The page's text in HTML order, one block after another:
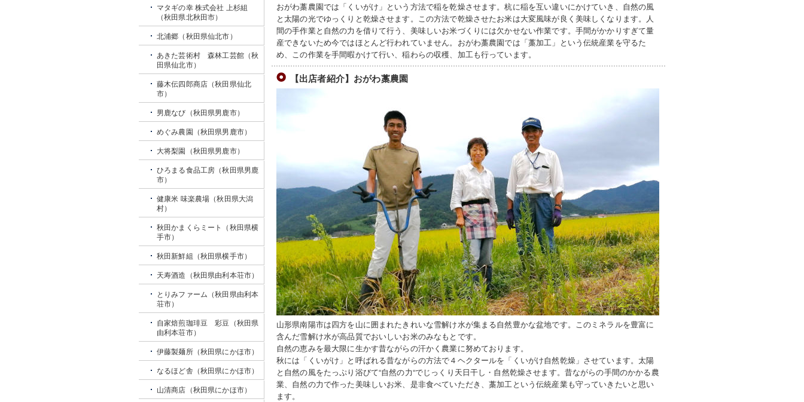
おがわ藁農園では「くいがけ」という方法で稲を乾燥させます。杭に稲を互い違いにかけていき、自然の風
と太陽の光でゆっくりと乾燥させます。この方法で乾燥させたお米は大変風味が良く美味しくなります。人
間の手作業と自然の力を借りて行う、美味しいお米づくりには欠かせない作業です。手間がかかりすぎて量
産できないため今ではほとんど行われていません。おがわ藁農園では「藁加工」という伝統産業を守るた
め、この作業を手間暇かけて行い、稲わらの収穫、加工も行っています。
【出店者紹介】おがわ藁農園
山形県南陽市は四方を山に囲まれたきれいな雪解け水が集まる自然豊かな盆地です。このミネラルを豊富に
含んだ雪解け水が高品質でおいしいお米のみなもとです。
自然の恵みを最大限に生かす昔ながらの汗かく農業に努めております。
秋には「くいがけ」と呼ばれる昔ながらの方法で４ヘクタールを「くいがけ自然乾燥」させています。太陽
と自然の風をたっぷり浴びて“自然の力“でじっくり天日干し・自然乾燥させます。昔ながらの手間のかかる農
業、自然の力で作った美味しいお米、是非食べていただき、藁加工という伝統産業も守っていきたいと思い
ます。
マタギの幸 株式会社 上杉組
（秋田県北秋田市）
北浦郷（秋田県仙北市）
あきた芸術村 森林工芸館（秋
田県仙北市）
藤木伝四郎商店（秋田県仙北
市）
男鹿なび（秋田県男鹿市）
めぐみ農園（秋田県男鹿市）
大将梨園（秋田県男鹿市）
ひろまる食品工房（秋田県男鹿
市）
健康米 味楽農場（秋田県大潟
村）
秋田かまくらミート（秋田県横
手市）
秋田新鮮組（秋田県横手市）
天寿酒造（秋田県由利本荘市）
とりみファーム（秋田県由利本
荘市）
自家焙煎珈琲豆 彩豆（秋田県
由利本荘市）
伊藤製麺所（秋田県にかほ市）
なるほど舎（秋田県にかほ市）
山清商店（秋田県にかほ市）